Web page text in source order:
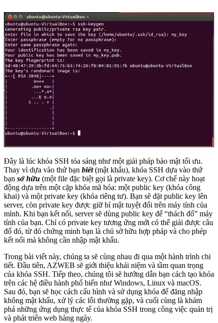
Đây là lúc khóa SSH tỏa sáng như một giải pháp bảo mật tối ưu.
Thay vì dựa vào thứ bạn biết(mật khẩu), khóa SSH dựa vào thứ
bạn sở hữu (một file đặc biệt gọi là private key). Cơ chế này hoạt
động dựa trên một cặp khóa mã hóa: một public key (khóa công
khai) và một private key (khóa riêng tư). Bạn sẽ đặt public key lên
server, còn private key được giữ bí mật tuyệt đối trên máy tính của
mình. Khi bạn kết nối, server sẽ dùng public key để “thách đố” máy
tính của bạn. Chỉ có private key tương ứng mới có thể giải được câu
đố đó, từ đó chứng minh bạn là chủ sở hữu hợp pháp và cho phép
kết nối mà không cần nhập mật khẩu.
Trong bài viết này, chúng ta sẽ cùng nhau đi qua một hành trình chi
tiết. Đầu tiên, AZWEB sẽ giới thiệu khái niệm và tầm quan trọng
của khóa SSH. Tiếp theo, chúng tôi sẽ hướng dẫn bạn cách tạo khóa
trên các hệ điều hành phổ biến như Windows, Linux và macOS.
Sau đó, bạn sẽ học cách cấu hình và sử dụng khóa để đăng nhập
không mật khẩu, xử lý các lỗi thường gặp, và cuối cùng là khám
phá những ứng dụng thực tế của khóa SSH trong công việc quản trị
và phát triển web hàng ngày.